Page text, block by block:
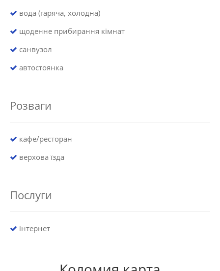
вода (гаряча, холодна)
щоденне прибирання кімнат
санвузол
автостоянка
Розваги
кафе/ресторан
верхова їзда
Послуги
інтернет